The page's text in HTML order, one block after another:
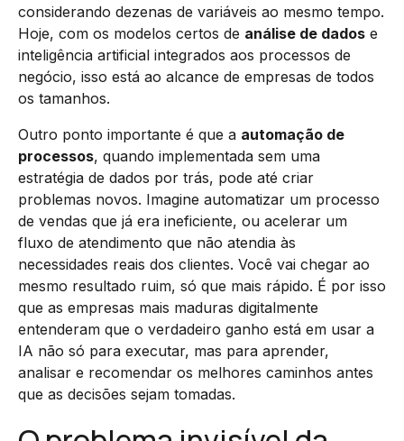
considerando dezenas de variáveis ao mesmo tempo.
Hoje, com os modelos certos de análise de dados e
inteligência artificial integrados aos processos de
negócio, isso está ao alcance de empresas de todos
os tamanhos.
Outro ponto importante é que a automação de
processos, quando implementada sem uma
estratégia de dados por trás, pode até criar
problemas novos. Imagine automatizar um processo
de vendas que já era ineficiente, ou acelerar um
fluxo de atendimento que não atendia às
necessidades reais dos clientes. Você vai chegar ao
mesmo resultado ruim, só que mais rápido. É por isso
que as empresas mais maduras digitalmente
entenderam que o verdadeiro ganho está em usar a
IA não só para executar, mas para aprender,
analisar e recomendar os melhores caminhos antes
que as decisões sejam tomadas.